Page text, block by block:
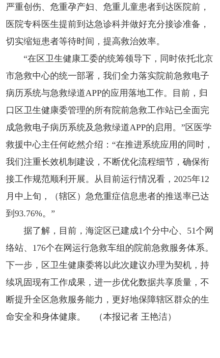
严重创伤、危重孕产妇、危重儿童患者到达医院前，
医院专科医生提前到达急诊科并做好充分接诊准备，
切实缩短患者等待时间，提高救治效率。
“在区卫生健康工委的统筹领导下，同时依托北京
市急救中心的统一部署，我们全力落实院前急救电子
病历系统与急救绿道APP的应用落地工作。目前，归
口区卫生健康委管理的所有院前急救工作站已全面完
成急救电子病历系统及急救绿道APP的启用。”区医学
救援中心主任何屹然介绍：“在推进系统应用的同时，
我们注重长效机制建设，不断优化流程细节，确保衔
接工作规范顺利开展。从目前运行情况看，2025年12
月中上旬，（辖区）急危重症信息患者的推送率已达
到93.76%。”
据了解，目前，海淀区已建成1个分中心、51个网
络站、176个在网运行急救车组的院前急救服务体系。
下一步，区卫生健康委将以此次建议办理为契机，持
续巩固现有工作成果，进一步优化数据共享质量，不
断提升全区急救服务能力，更好地保障辖区群众的生
命安全和身体健康。 （本报记者 王艳洁）